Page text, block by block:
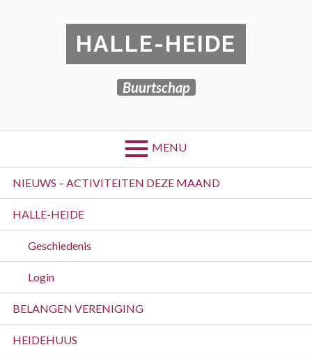
HALLE-HEIDE
Buurtschap
MENU
Primary
Menu
NIEUWS – ACTIVITEITEN DEZE MAAND
HALLE-HEIDE
Geschiedenis
Login
BELANGEN VERENIGING
HEIDEHUUS